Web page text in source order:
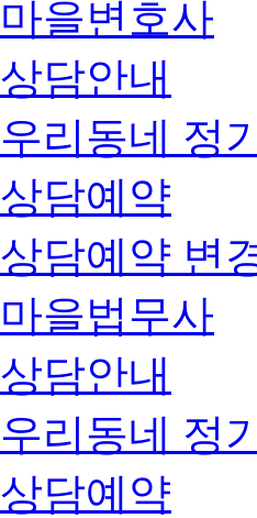
마을변호사
상담안내
우리동네 정
상담예약
상담예약 변
마을법무사
상담안내
우리동네 정
상담예약